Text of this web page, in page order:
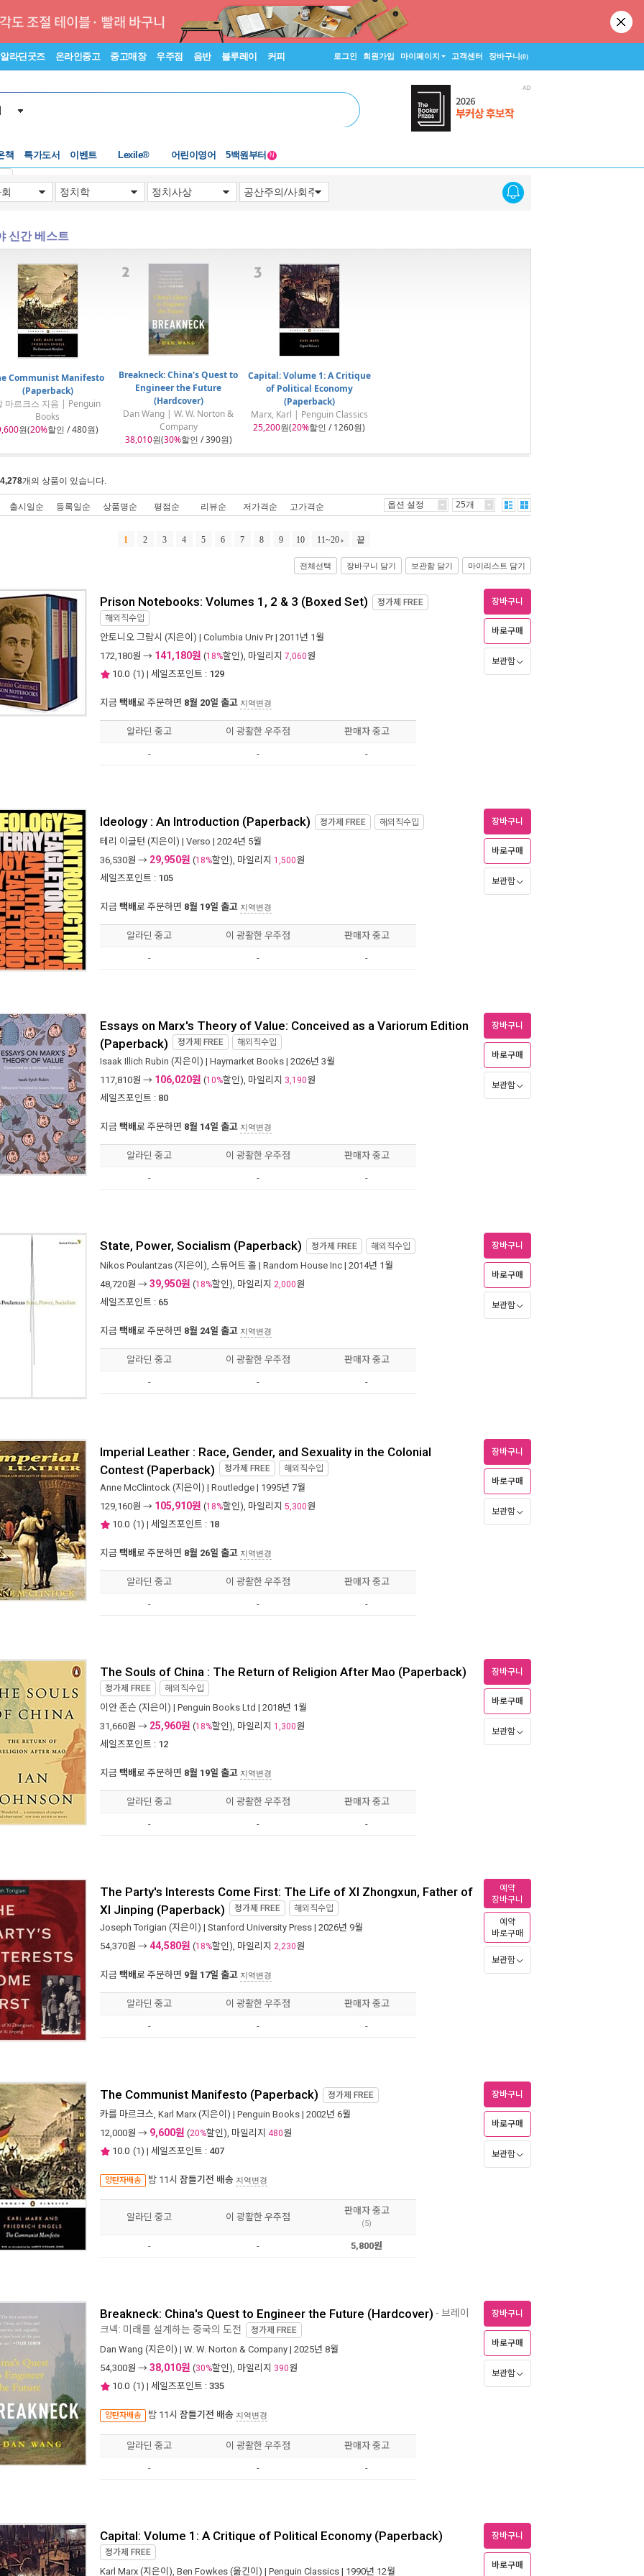
알라딘굿즈 온라인중고 중고매장 우주점 음반 블루레이 커피 로그인 회원가입 마이페이지 고객센터 장바구니(0)
책 특가도서 이벤트
Lexile®
어린이영어
5백원부터
N
신간 베스트
Communist Manifesto
(Paperback)
마르크스 지음 | Penguin
Books
원(20%할인 / 480원)
Breakneck: China's Quest to
Engineer the Future
(Hardcover)
Dan Wang | W. W. Norton &
Company
38,010원(30%할인 / 390원)
Capital: Volume 1: A Critique
of Political Economy
(Paperback)
Marx, Karl | Penguin Classics
25,200원(20%할인 / 1260원)
개의 상품이 있습니다.
출시일순 등록일순 상품명순 평점순 리뷰순 저가격순 고가격순 옵션 설정 25개
1 2 3 4 5 6 7 8 9 10 11~20 끝
전체선택 장바구니 담기 보관함 담기 마이리스트 담기
Prison Notebooks: Volumes 1, 2 & 3 (Boxed Set) 정가제 FREE
해외직수입
안토니오 그람시 (지은이) | Columbia Univ Pr| 2011년 1월
172,180원 → 141,180원 (18%할인), 마일리지 7,060원
10.0 (1) | 세일즈포인트 : 129
지금 택배로 주문하면 8월 20일 출고 지역변경
장바구니
바로구매
보관함
알라딘 중고 이 광활한 우주점 판매자 중고
- - -
Ideology : An Introduction (Paperback) 정가제 FREE 해외직수입
테리 이글턴 (지은이) | Verso | 2024년 5월
36,530원 → 29,950원 (18%할인), 마일리지 1,500원
세일즈포인트 : 105
지금 택배로 주문하면 8월 19일 출고 지역변경
장바구니
바로구매
보관함
알라딘 중고 이 광활한 우주점 판매자 중고
- - -
Essays on Marx's Theory of Value: Conceived as a Variorum Edition
(Paperback) 정가제 FREE 해외직수입
Isaak Illich Rubin (지은이) | Haymarket Books | 2026년 3월
117,810원 → 106,020원 (10%할인), 마일리지 3,190원
세일즈포인트 : 80
지금 택배로 주문하면 8월 14일 출고 지역변경
장바구니
바로구매
보관함
알라딘 중고 이 광활한 우주점 판매자 중고
- - -
State, Power, Socialism (Paperback) 정가제 FREE 해외직수입
Nikos Poulantzas (지은이), 스튜어트 홀 | Random House Inc | 2014년 1월
48,720원 → 39,950원 (18%할인), 마일리지 2,000원
세일즈포인트 : 65
지금 택배로 주문하면 8월 24일 출고 지역변경
장바구니
바로구매
보관함
알라딘 중고 이 광활한 우주점 판매자 중고
- - -
Imperial Leather : Race, Gender, and Sexuality in the Colonial
Contest (Paperback) 정가제 FREE 해외직수입
Anne McClintock (지은이) | Routledge | 1995년 7월
129,160원 → 105,910원 (18%할인), 마일리지 5,300원
10.0 (1) | 세일즈포인트 : 18
지금 택배로 주문하면 8월 26일 출고 지역변경
장바구니
바로구매
보관함
알라딘 중고 이 광활한 우주점 판매자 중고
- - -
The Souls of China : The Return of Religion After Mao (Paperback)
정가제 FREE 해외직수입
이안 존슨 (지은이) | Penguin Books Ltd | 2018년 1월
31,660원 → 25,960원 (18%할인), 마일리지 1,300원
세일즈포인트 : 12
지금 택배로 주문하면 8월 19일 출고 지역변경
장바구니
바로구매
보관함
알라딘 중고 이 광활한 우주점 판매자 중고
- - -
The Party's Interests Come First: The Life of XI Zhongxun, Father of
XI Jinping (Paperback) 정가제 FREE 해외직수입
Joseph Torigian (지은이) | Stanford University Press | 2026년 9월
54,370원 → 44,580원 (18%할인), 마일리지 2,230원
지금 택배로 주문하면 9월 17일 출고 지역변경
예약
장바구니
예약
바로구매
보관함
알라딘 중고 이 광활한 우주점 판매자 중고
- - -
The Communist Manifesto (Paperback) 정가제 FREE
카를 마르크스, Karl Marx (지은이) | Penguin Books | 2002년 6월
12,000원 → 9,600원 (20%할인), 마일리지 480원
10.0 (1) | 세일즈포인트 : 407
양탄자배송 밤 11시 잠들기전 배송 지역변경
장바구니
바로구매
보관함
알라딘 중고 이 광활한 우주점
판매자 중고
(5)
- - 5,800원
Breakneck: China's Quest to Engineer the Future (Hardcover) - 브레이
크넥: 미래를 설계하는 중국의 도전 정가제 FREE
Dan Wang (지은이) | W. W. Norton & Company | 2025년 8월
54,300원 → 38,010원 (30%할인), 마일리지 390원
10.0 (1) | 세일즈포인트 : 335
양탄자배송 밤 11시 잠들기전 배송 지역변경
장바구니
바로구매
보관함
알라딘 중고 이 광활한 우주점 판매자 중고
- - -
Capital: Volume 1: A Critique of Political Economy (Paperback)
정가제 FREE
Karl Marx (지은이), Ben Fowkes (옮긴이) | Penguin Classics | 1990년 12월
장바구니
바로구매